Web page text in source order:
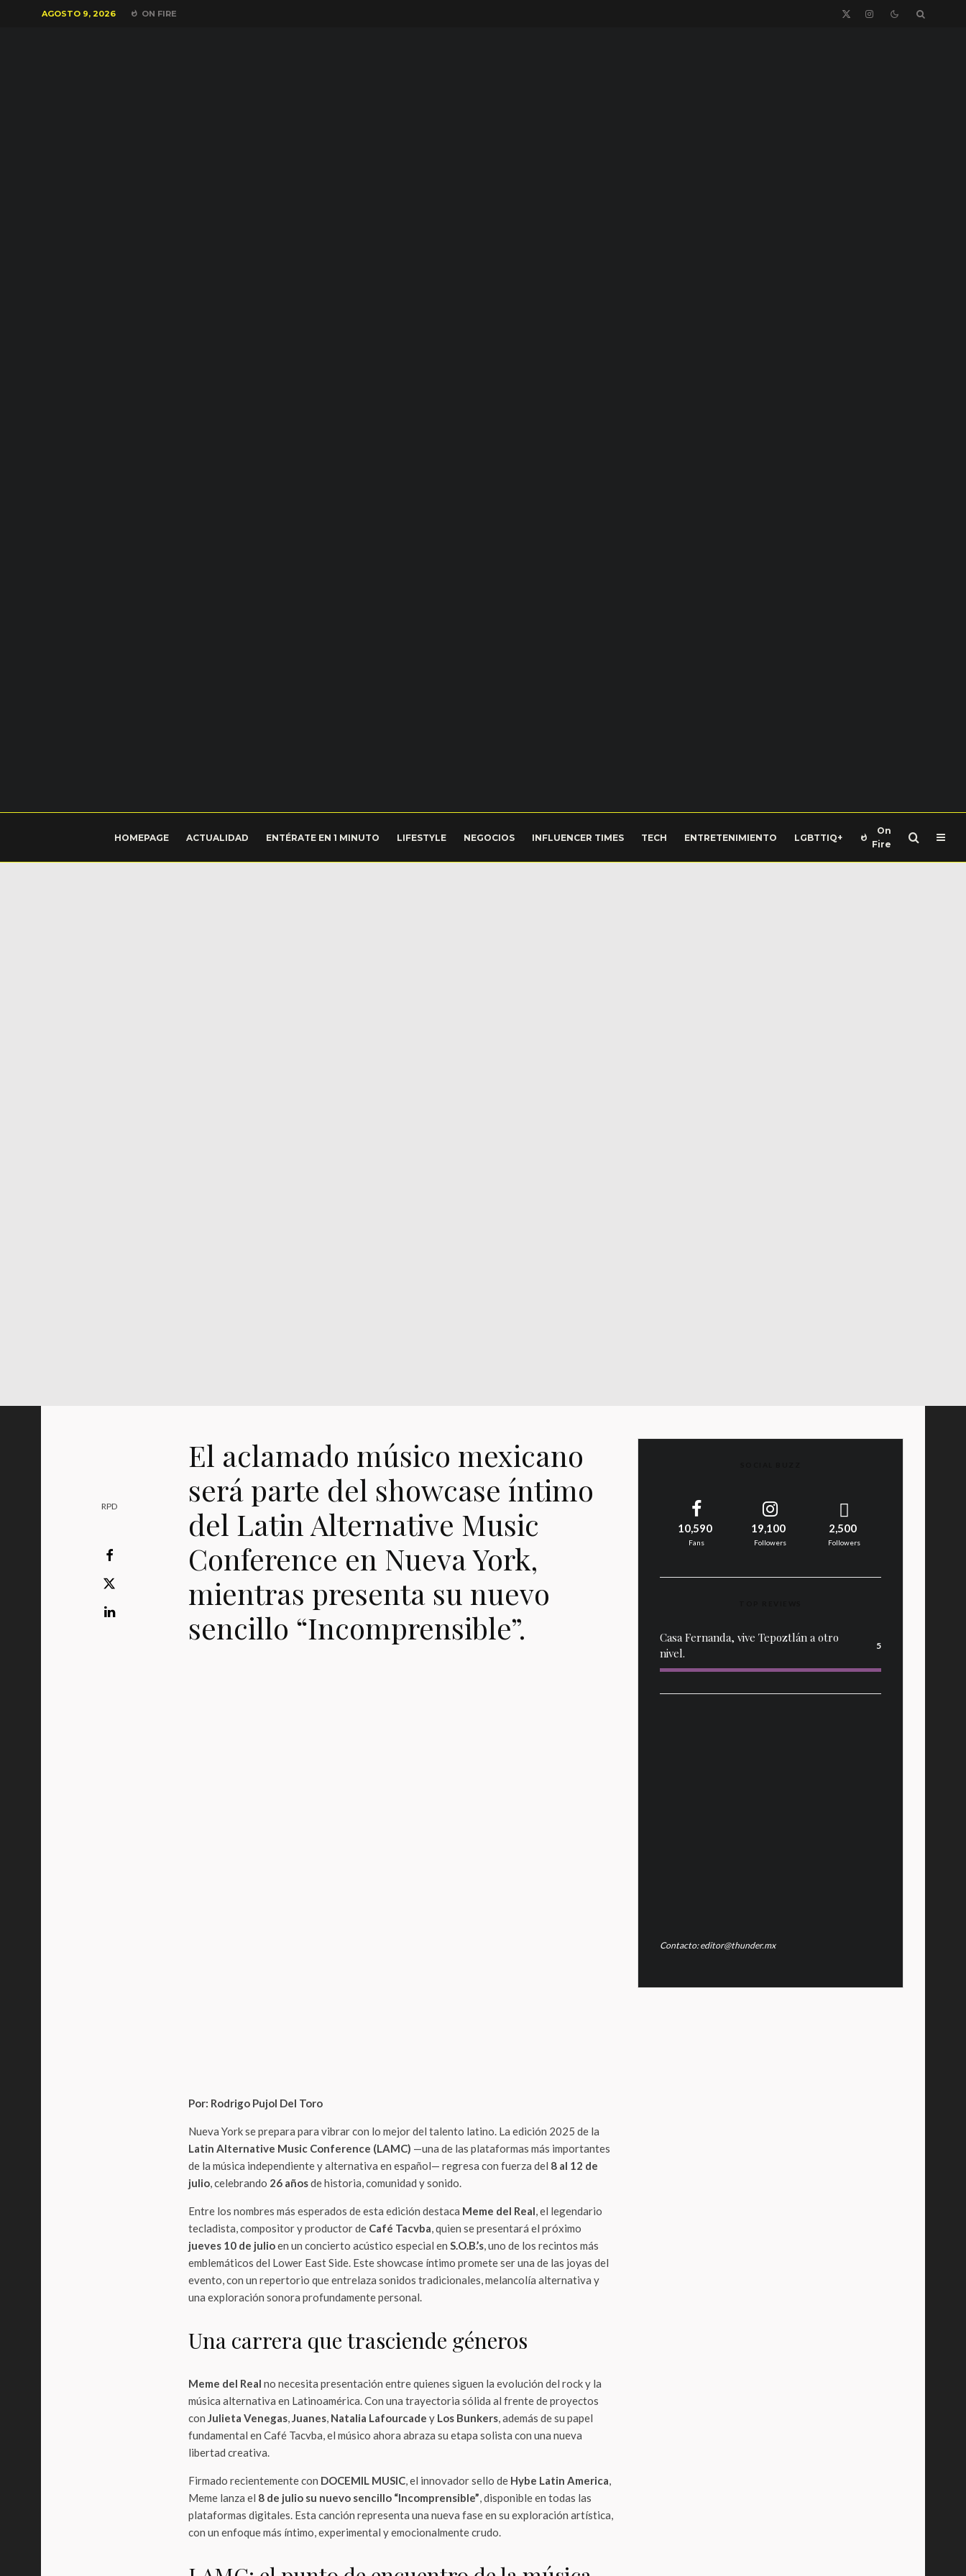
AGOSTO 9, 2026 ON FIRE
HOMEPAGE ACTUALIDAD ENTÉRATE EN 1 MINUTO LIFESTYLE NEGOCIOS INFLUENCER TIMES TECH ENTRETENIMIENTO LGBTTIQ+
On
Fire
RPD
El aclamado músico mexicano
será parte del showcase íntimo
del Latin Alternative Music
Conference en Nueva York,
mientras presenta su nuevo
sencillo “Incomprensible”.
Por: Rodrigo Pujol Del Toro
Nueva York se prepara para vibrar con lo mejor del talento latino. La edición 2025 de la
Latin Alternative Music Conference (LAMC) —una de las plataformas más importantes
de la música independiente y alternativa en español— regresa con fuerza del 8 al 12 de
julio, celebrando 26 añosde historia, comunidad y sonido.
Entre los nombres más esperados de esta edición destaca Meme del Real, el legendario
tecladista, compositor y productor de Café Tacvba, quien se presentará el próximo
jueves 10 de julioen un concierto acústico especial en S.O.B.’s, uno de los recintos más
emblemáticos del Lower East Side. Este showcase íntimo promete ser una de las joyas del
evento, con un repertorio que entrelaza sonidos tradicionales, melancolía alternativa y
una exploración sonora profundamente personal.
Una carrera que trasciende géneros
Meme del Real no necesita presentación entre quienes siguen la evolución del rock y la
música alternativa en Latinoamérica. Con una trayectoria sólida al frente de proyectos
con Julieta Venegas,Juanes, Natalia Lafourcade y Los Bunkers, además de su papel
fundamental en Café Tacvba, el músico ahora abraza su etapa solista con una nueva
libertad creativa.
Firmado recientemente con DOCEMIL MUSIC, el innovador sello de Hybe Latin America,
Meme lanza el 8 de julio su nuevo sencillo “Incomprensible”, disponible en todas las
plataformas digitales. Esta canción representa una nueva fase en su exploración artística,
con un enfoque más íntimo, experimental y emocionalmente crudo.
10,590
Fans
19,100
Followers
2,500
Followers
Casa Fernanda, vive Tepoztlán a otro
nivel.
5
Contacto: editor@thunder.mx